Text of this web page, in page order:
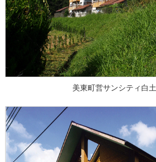
美東町営サンシティ白土